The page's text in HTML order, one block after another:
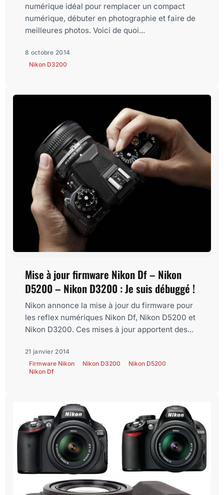
numérique idéal pour remplacer un compact
numérique, débuter en photographie et faire de
meilleures photos. Voici de quoi...
8 octobre 2014
Nikon D3200
Mise à jour firmware Nikon Df – Nikon
D5200 – Nikon D3200 : Je suis débuggé !
Nikon annonce la mise à jour du firmware pour
les reflex numériques Nikon Df, Nikon D5200 et
Nikon D3200. Ces mises à jour apportent des...
21 janvier 2014
Firmware Nikon
Nikon D3200
Nikon D5200
Nikon Df